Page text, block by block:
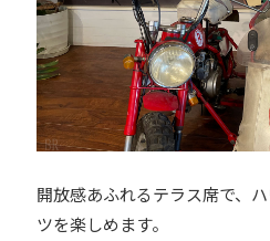
開放感あふれるテラス席で、
ツを楽しめます。